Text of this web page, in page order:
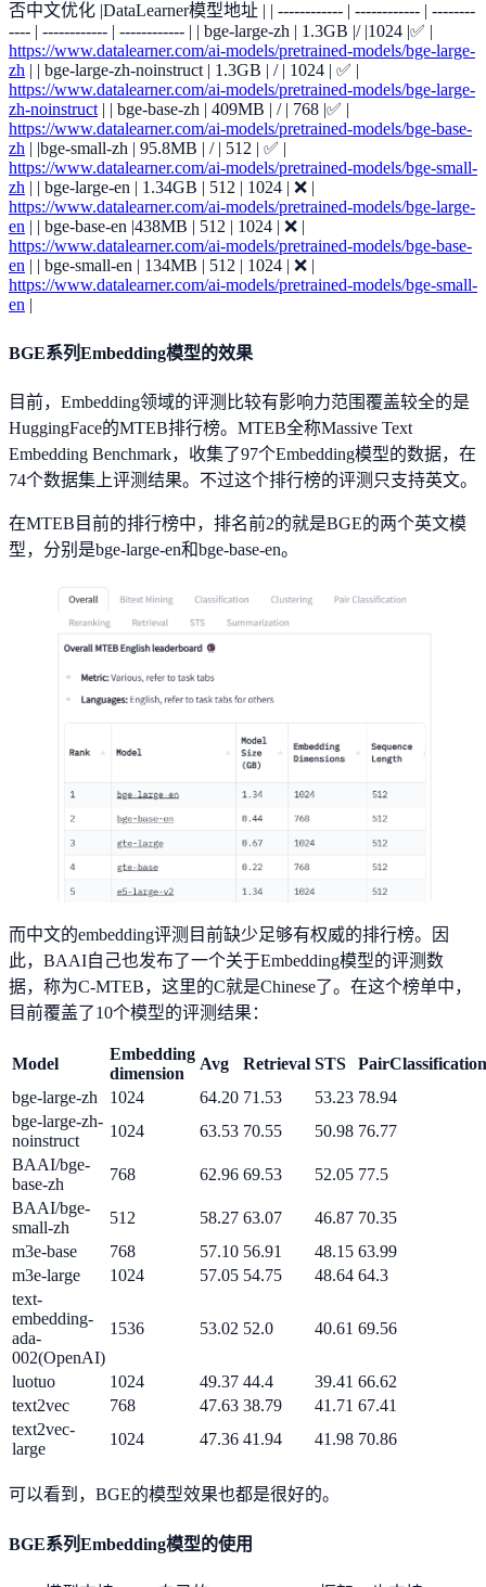
否中文优化 |DataLearner模型地址 | | ------------ | ------------ | --------
---- | ------------ | ------------ | | bge-large-zh | 1.3GB |/ |1024 |✅ |
https://www.datalearner.com/ai-models/pretrained-models/bge-large-
zh | | bge-large-zh-noinstruct | 1.3GB | / | 1024 | ✅ |
https://www.datalearner.com/ai-models/pretrained-models/bge-large-
zh-noinstruct | | bge-base-zh | 409MB | / | 768 |✅ |
https://www.datalearner.com/ai-models/pretrained-models/bge-base-
zh | |bge-small-zh | 95.8MB | / | 512 | ✅ |
https://www.datalearner.com/ai-models/pretrained-models/bge-small-
zh | | bge-large-en | 1.34GB | 512 | 1024 | ❌ |
https://www.datalearner.com/ai-models/pretrained-models/bge-large-
en | | bge-base-en |438MB | 512 | 1024 | ❌ |
https://www.datalearner.com/ai-models/pretrained-models/bge-base-
en | | bge-small-en | 134MB | 512 | 1024 | ❌ |
https://www.datalearner.com/ai-models/pretrained-models/bge-small-
en |
BGE系列Embedding模型的效果
目前，Embedding领域的评测比较有影响力范围覆盖较全的是
HuggingFace的MTEB排行榜。MTEB全称Massive Text
Embedding Benchmark，收集了97个Embedding模型的数据，在
74个数据集上评测结果。不过这个排行榜的评测只支持英文。
在MTEB目前的排行榜中，排名前2的就是BGE的两个英文模
型，分别是bge-large-en和bge-base-en。
而中文的embedding评测目前缺少足够有权威的排行榜。因
此，BAAI自己也发布了一个关于Embedding模型的评测数
据，称为C-MTEB，这里的C就是Chinese了。在这个榜单中，
目前覆盖了10个模型的评测结果：
Model
Embedding
dimension
Avg Retrieval STS
PairClassification
bge-large-zh
1024 64.20 71.53 53.23 78.94
bge-large-zh-
noinstruct
1024 63.53 70.55 50.98 76.77
BAAI/bge-
base-zh
768 62.96 69.53 52.05 77.5
BAAI/bge-
small-zh
512 58.27 63.07 46.87 70.35
m3e-base
768 57.10 56.91 48.15 63.99
m3e-large
1024 57.05 54.75 48.64 64.3
text-
embedding-
ada-
002(OpenAI)
1536 53.02 52.0 40.61 69.56
luotuo 1024 49.37 44.4 39.41 66.62
text2vec
768 47.63 38.79 41.71 67.41
text2vec-
large
1024 47.36 41.94 41.98 70.86
可以看到，BGE的模型效果也都是很好的。
BGE系列Embedding模型的使用